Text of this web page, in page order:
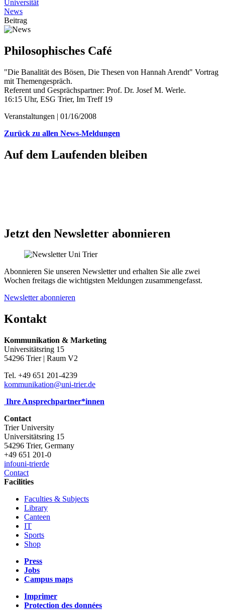
Universität
News
Beitrag
Philosophisches Café
"Die Banalität des Bösen, Die Thesen von Hannah Arendt" Vortrag
mit Themengespräch.
Referent und Gesprächspartner: Prof. Dr. Josef M. Werle.
16:15 Uhr, ESG Trier, Im Treff 19
Veranstaltungen | 01/16/2008
Zurück zu allen News-Meldungen
Auf dem Laufenden bleiben
Jetzt den Newsletter abonnieren
Abonnieren Sie unseren Newsletter und erhalten Sie alle zwei
Wochen freitags die wichtigsten Meldungen zusammengefasst.
Newsletter abonnieren
Kontakt
Kommunikation & Marketing
Universitätsring 15
54296 Trier | Raum V2
Tel. +49 651 201-4239
kommunikation@uni-trier.de
Ihre Ansprechpartner*innen
Contact
Trier University
Universitätsring 15
54296 Trier, Germany
+49 651 201-0
infouni-trierde
Contact
Facilities
Faculties & Subjects
Library
Canteen
IT
Sports
Shop
Press
Jobs
Campus maps
Imprimer
Protection des données